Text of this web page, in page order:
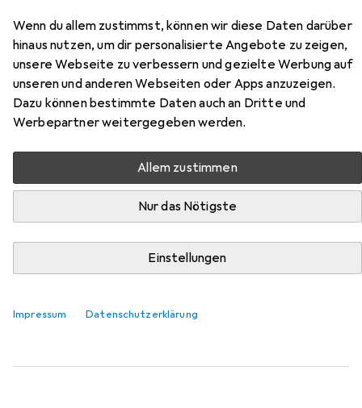
Wenn du allem zustimmst, können wir diese Daten darüber
hinaus nutzen, um dir personalisierte Angebote zu zeigen,
unsere Webseite zu verbessern und gezielte Werbung auf
unseren und anderen Webseiten oder Apps anzuzeigen.
Dazu können bestimmte Daten auch an Dritte und
Werbepartner weitergegeben werden.
Allem zustimmen
Nur das Nötigste
Einstellungen
Impressum Datenschutzerklärung
Zubehör für StarTech 15m
Snagless Cat6 Patch Cable
Hier findest du passendes Zubehör zum Produkt StarTech
15m Snagless Cat6 Patch Cable aus der Kategorie
Netzwerkkabel.
Relevanz
Produktliste
EUR
27,27 1,82/1m